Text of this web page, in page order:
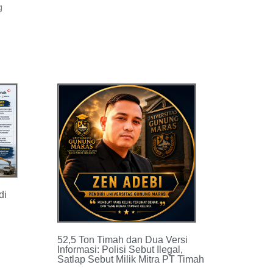
52,5 Ton Timah dan Dua Versi
Informasi: Polisi Sebut Ilegal,
Satlap Sebut Milik Mitra PT Timah